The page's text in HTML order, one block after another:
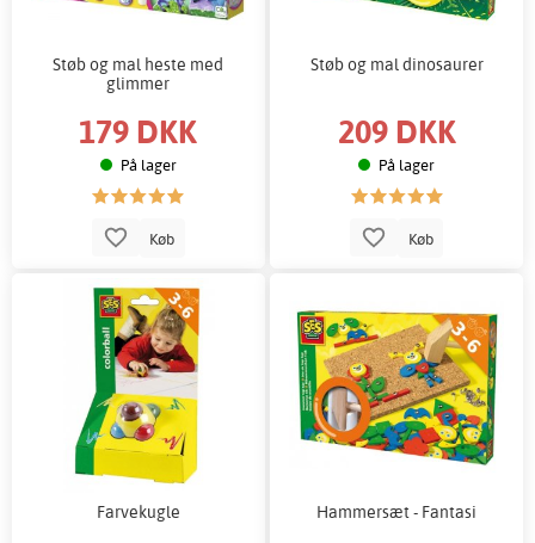
Støb og mal heste med
glimmer
179 DKK
På lager
Køb
Støb og mal dinosaurer
209 DKK
På lager
Køb
Farvekugle Hammersæt - Fantasi